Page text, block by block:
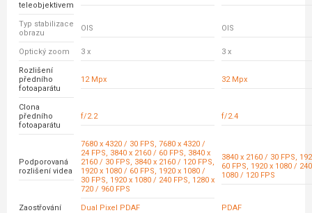
teleobjektivem
Typ stabilizace
obrazu
OIS OIS
Optický zoom 3 x 3 x
Rozlišení
předního
fotoaparátu
12 Mpx 32 Mpx
Clona
předního
fotoaparátu
f/2.2 f/2.4
Podporovaná
rozlišení videa
7680 x 4320 / 30 FPS, 7680 x 4320 /
24 FPS, 3840 x 2160 / 60 FPS, 3840 x
2160 / 30 FPS, 3840 x 2160 / 120 FPS,
1920 x 1080 / 60 FPS, 1920 x 1080 /
30 FPS, 1920 x 1080 / 240 FPS, 1280 x
720 / 960 FPS
3840 x 2160 / 30 FPS,
60 FPS, 1920 x 1080 /
1080 / 120 FPS
Zaostřování Dual Pixel PDAF PDAF